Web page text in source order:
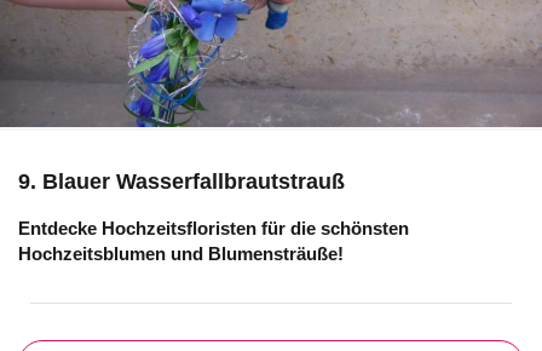
9. Blauer Wasserfallbrautstrauß
Entdecke Hochzeitsfloristen für die schönsten
Hochzeitsblumen und Blumensträuße!